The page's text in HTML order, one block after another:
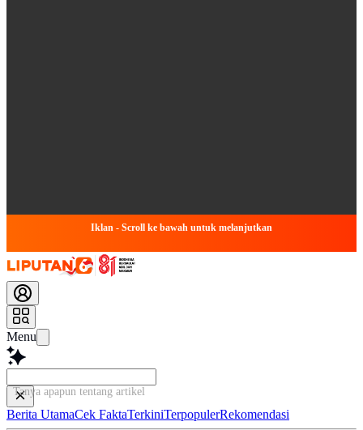
Iklan - Scroll ke bawah untuk melanjutkan
Menu
Tanya apapun tentang artikel ini...
Berita UtamaCek FaktaTerkiniTerpopulerRekomendasi